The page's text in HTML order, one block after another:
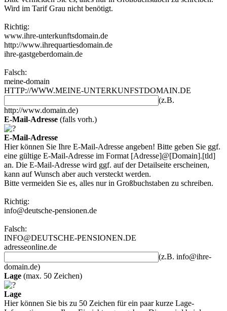
Wird im Tarif Grau nicht benötigt.
Richtig:
www.ihre-unterkunftsdomain.de
http://www.ihrequartiesdomain.de
ihre-gastgeberdomain.de
Falsch:
meine-domain
HTTP://WWW.MEINE-UNTERKUNFSTDOMAIN.DE
(z.B.
http://www.domain.de)
E-Mail-Adresse (falls vorh.)
E-Mail-Adresse
Hier können Sie Ihre E-Mail-Adresse angeben! Bitte geben Sie ggf.
eine gültige E-Mail-Adresse im Format [Adresse]@[Domain].[tld]
an. Die E-Mail-Adresse wird ggf. auf der Detailseite erscheinen,
kann auf Wunsch aber auch versteckt werden.
Bitte vermeiden Sie es, alles nur in Großbuchstaben zu schreiben.
Richtig:
info@deutsche-pensionen.de
Falsch:
INFO@DEUTSCHE-PENSIONEN.DE
adresseonline.de
(z.B. info@ihre-
domain.de)
Lage (max. 50 Zeichen)
Lage
Hier können Sie bis zu 50 Zeichen für ein paar kurze Lage-